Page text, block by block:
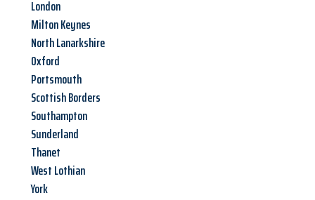
London
Milton Keynes
North Lanarkshire
Oxford
Portsmouth
Scottish Borders
Southampton
Sunderland
Thanet
West Lothian
York